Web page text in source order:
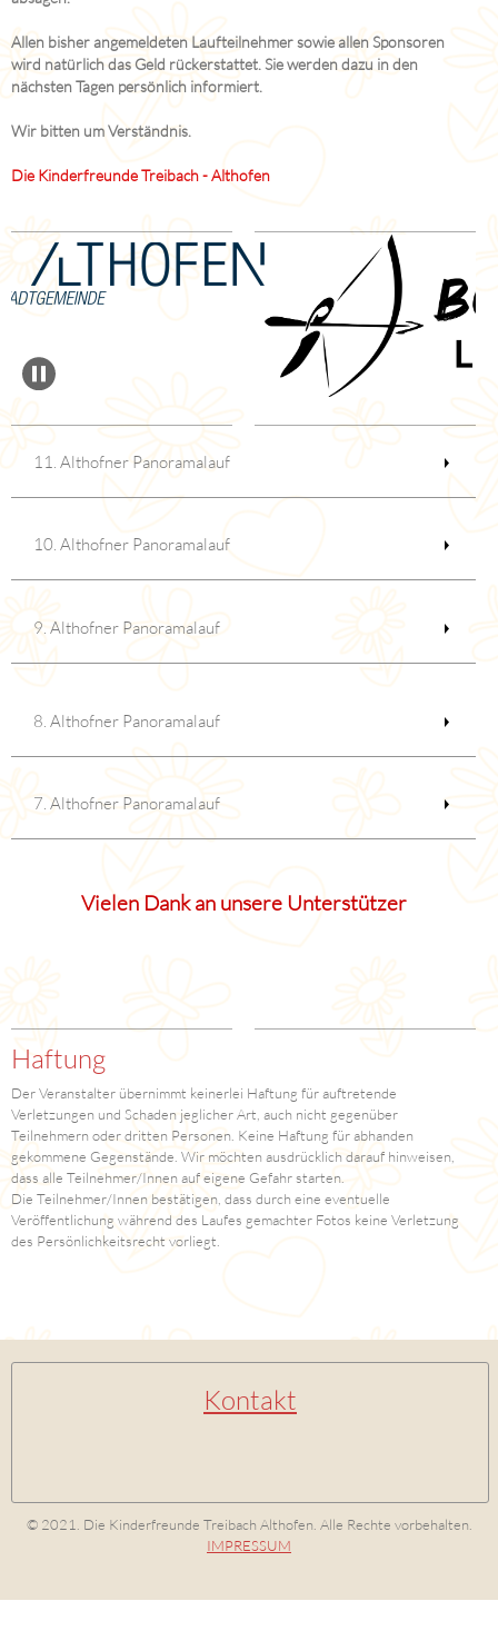
Allen bisher angemeldeten Laufteilnehmer sowie allen Sponsoren
wird natürlich das Geld rückerstattet. Sie werden dazu in den
nächsten Tagen persönlich informiert.
Wir bitten um Verständnis.
Die Kinderfreunde Treibach - Althofen
11. Althofner Panoramalauf
10. Althofner Panoramalauf
9. Althofner Panoramalauf
8. Althofner Panoramalauf
7. Althofner Panoramalauf
Vielen Dank an unsere Unterstützer
Haftung
Der Veranstalter übernimmt keinerlei Haftung für auftretende
Verletzungen und Schaden jeglicher Art, auch nicht gegenüber
Teilnehmern oder dritten Personen. Keine Haftung für abhanden
gekommene Gegenstände. Wir möchten ausdrücklich darauf hinweisen,
dass alle Teilnehmer/Innen auf eigene Gefahr starten.
Die Teilnehmer/Innen bestätigen, dass durch eine eventuelle
Veröffentlichung während des Laufes gemachter Fotos keine Verletzung
des Persönlichkeitsrecht vorliegt.
Kontakt
© 2021. Die Kinderfreunde Treibach Althofen. Alle Rechte vorbehalten.
IMPRESSUM